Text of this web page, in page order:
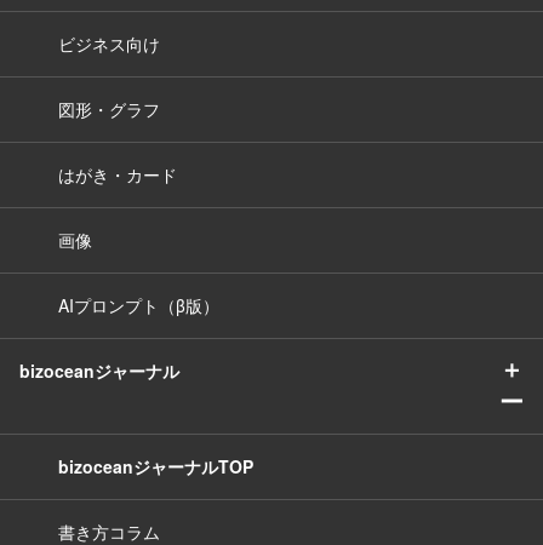
ビジネス向け
図形・グラフ
はがき・カード
画像
AIプロンプト（β版）
bizoceanジャーナル
＋
ー
bizoceanジャーナルTOP
書き方コラム